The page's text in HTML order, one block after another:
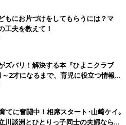
もにお片づけをしてもらうには？マ
工夫を教えて！
ズバリ！解決する本『ひよこクラブ
2才になるまで、育児に役立つ情報が
てに奮闘中！相席スタート･山﨑ケイ｡
川談洲とひとりっ子同士の夫婦ならで